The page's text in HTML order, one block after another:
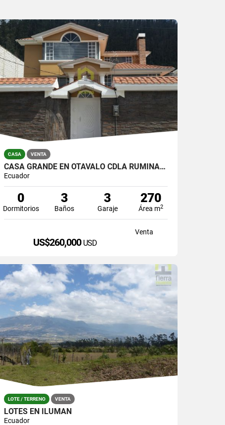
CASA VENTA
CASA GRANDE EN OTAVALO CDLA RUMIÑAHUI
Ecuador
0
Dormitorios
3
Baños
3
Garaje
270
Área m2
Venta
US$260,000 USD
LOTE / TERRENO VENTA
LOTES EN ILUMAN
Ecuador